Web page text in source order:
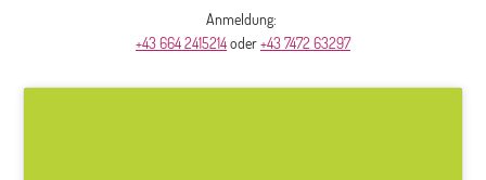
Anmeldung:
+43 664 2415214oder+43 7472 63297